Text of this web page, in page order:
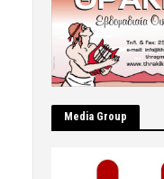
Μedia Group